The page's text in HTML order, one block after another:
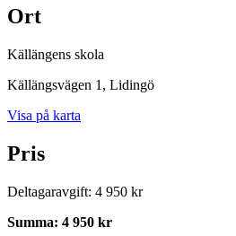
Ort
Källängens skola
Källängsvägen 1 , Lidingö
Visa på karta
Pris
Deltagaravgift: 4 950 kr
Summa: 4 950 kr